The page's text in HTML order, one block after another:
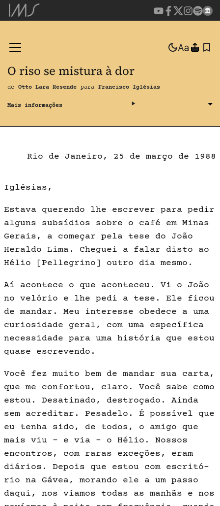
O riso se mistura à dor
de Otto Lara Resende para Francisco Iglésias
Rio de Janeiro, 25 de março de 1988
Iglésias,
Estava querendo lhe escrever para pedir
al­guns subsídios sobre o café em Minas
Gerais, a come­çar pela tese do João
Heraldo Lima. Cheguei a falar disto ao
Hélio [Pellegrino] outro dia mesmo.
Aí acontece o que aconteceu. Vi o João
no ve­lório e lhe pedi a tese. Ele ficou
de mandar. Meu in­teresse obedece a uma
curiosidade geral, com uma espe­cífica
necessidade para uma história que estou
quase escrevendo.
Você fez muito bem de mandar sua carta,
que me confortou, claro. Você sabe como
estou. Desatina­do, destroçado. Ainda
sem acreditar. Pesadelo. É pos­sível que
eu tenha sido, de todos, o amigo que
mais viu – e via – o Hélio. Nossos
encontros, com raras exceções, eram
diários. Depois que estou com escritó­
rio na Gávea, morando ele a um passo
daqui, nos víamos todas as manhãs e nos